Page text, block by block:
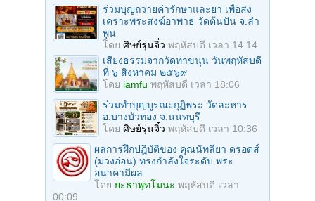
ร่วมบุญถวายค่ารักษาและยา เพื่อสง
เคราะพระสงฆ์อาพาธ วัดต้นปัน จ.ลํา
พูน
โดย ศิษย์รุ่นจิ๋ว พฤหัสบดี เวลา 14:14
เสียงธรรมจากวัดท่าขนุน วันพฤหัสบดี
ที่ ๖ สิงหาคม ๒๕๖๙
โดย iamfu พฤหัสบดี เวลา 18:06
ร่วมทําบุญบูรณะกุฏิพระ วัดละหาร
อ.บางบัวทอง จ.นนทบุรี
โดย ศิษย์รุ่นจิ๋ว พฤหัสบดี เวลา 10:36
ผลการฝึกปฎิบัติของ คุณนัทลียา ดรอดส์
(ม่วงอ่อน) ทรงกำลังใจระดับ พระ
อนาคามีผล
โดย ยะธาพุทโมนะ พฤหัสบดี เวลา
00:09